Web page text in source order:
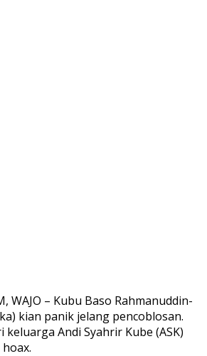
WAJO – Kubu Baso Rahmanuddin-
kian panik jelang pencoblosan.
Andi Syahrir Kube (ASK)